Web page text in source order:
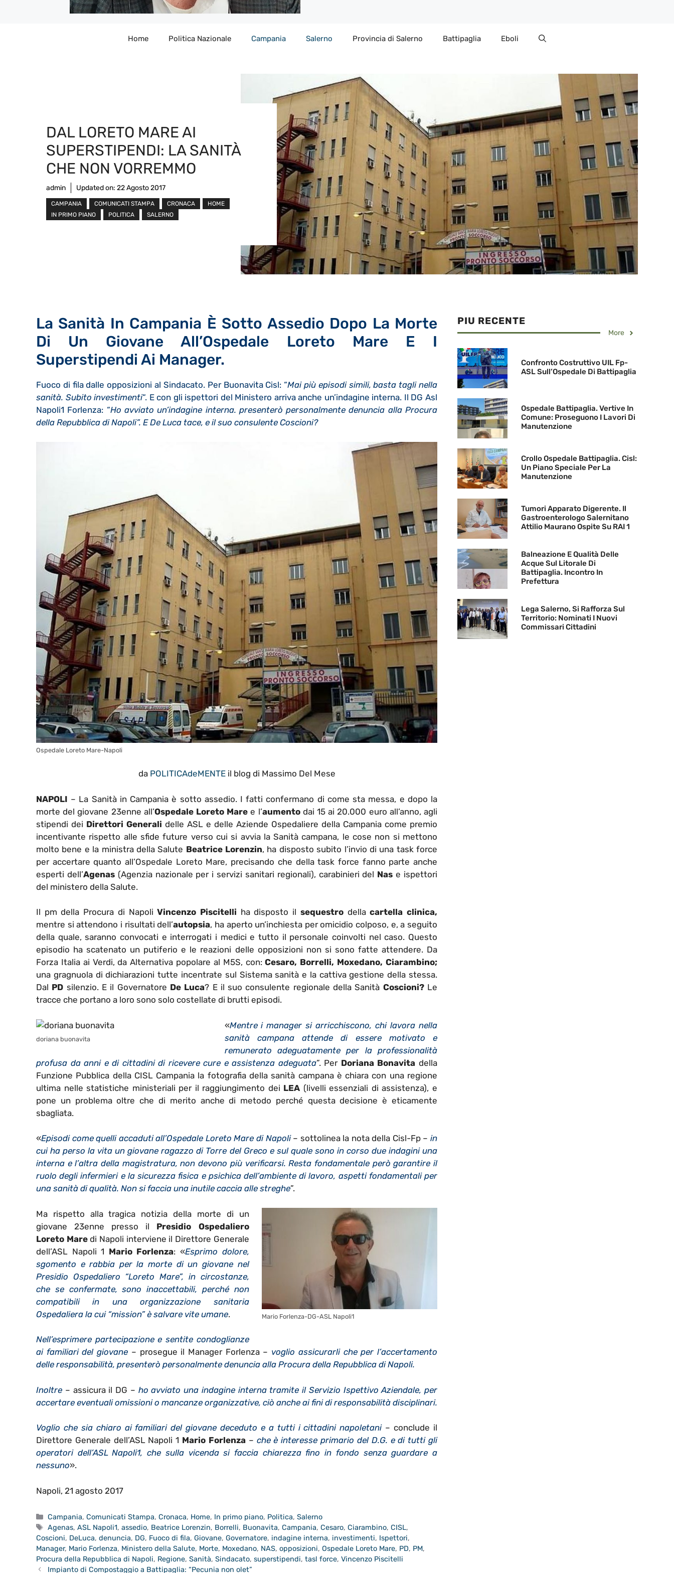
Home Politica Nazionale Campania Salerno Provincia di Salerno Battipaglia Eboli
DAL LORETO MARE AI
SUPERSTIPENDI: LA SANITÀ
CHE NON VORREMMO
admin Updated on: 22 Agosto 2017
CAMPANIA COMUNICATI STAMPA CRONACA
HOME
IN PRIMO PIANO
POLITICA SALERNO
La Sanità In Campania È Sotto Assedio Dopo La Morte
Di Un Giovane All’Ospedale Loreto Mare E I
Superstipendi Ai Manager.
Fuoco di fila dalle opposizioni al Sindacato. Per Buonavita Cisl: “Mai più episodi simili, basta tagli nella
sanità. Subito investimenti“. E con gli ispettori del Ministero arriva anche un’indagine interna. Il DG Asl
Napoli1 Forlenza: “Ho avviato un’indagine interna. presenterò personalmente denuncia alla Procura
della Repubblica di Napoli”. E De Luca tace, e il suo consulente Coscioni?
Ospedale Loreto Mare-Napoli
da POLITICAdeMENTEil blog di Massimo Del Mese
NAPOLI – La Sanità in Campania è sotto assedio. I fatti confermano di come sta messa, e dopo la
morte del giovane 23enne all’Ospedale Loreto Mare e l’aumentodai 15 ai 20.000 euro all’anno, agli
stipendi dei Direttori Generali delle ASL e delle Aziende Ospedaliere della Campania come premio
incentivante rispetto alle sfide future verso cui si avvia la Sanità campana, le cose non si mettono
molto bene e la ministra della Salute Beatrice Lorenzin, ha disposto subito l’invio di una task force
per accertare quanto all’Ospedale Loreto Mare, precisando che della task force fanno parte anche
esperti dell’Agenas(Agenzia nazionale per i servizi sanitari regionali), carabinieri del Nas e ispettori
del ministero della Salute.
Il pm della Procura di NapoliVincenzo Piscitelli ha disposto il sequestrodellacartella clinica,
mentre si attendono i risultati dell’autopsia, ha aperto un’inchiesta per omicidio colposo, e, a seguito
della quale, saranno convocati e interrogati i medici e tutto il personale coinvolti nel caso. Questo
episodio ha scatenato un putiferio e le reazioni delle opposizioni non si sono fatte attendere. Da
Forza Italia ai Verdi, da Alternativa popolare al M5S, con:Cesaro, Borrelli, Moxedano, Ciarambino;
una gragnuola di dichiarazioni tutte incentrate sul Sistema sanità e la cattiva gestione della stessa.
Dal PD silenzio. E il Governatore De Luca? E il suo consulente regionale della Sanità Coscioni?Le
tracce che portano a loro sono solo costellate di brutti episodi.
doriana buonavita
«Mentre i manager si arricchiscono, chi lavora nella
sanità campana attende di essere motivato e
remunerato adeguatamente per la professionalità
profusa da anni e di cittadini di ricevere cure e assistenza adeguata”. Per Doriana Bonavita della
Funzione Pubblica della CISL Campania la fotografia della sanità campana è chiara con una regione
ultima nelle statistiche ministeriali per il raggiungimento dei LEA (livelli essenziali di assistenza), e
pone un problema oltre che di merito anche di metodo perché questa decisione è eticamente
sbagliata.
«Episodi come quelli accaduti all’Ospedale Loreto Mare di Napoli– sottolinea la nota della Cisl-Fp – in
cui ha perso la vita un giovane ragazzo di Torre del Greco e sul quale sono in corso due indagini una
interna e l’altra della magistratura, non devono più verificarsi. Resta fondamentale però garantire il
ruolo degli infermieri e la sicurezza fisica e psichica dell’ambiente di lavoro, aspetti fondamentali per
una sanità di qualità. Non si faccia una inutile caccia alle streghe”.
Mario Forlenza-DG-ASL Napoli1
Ma rispetto alla tragica notizia della morte di un
giovane 23enne presso il Presidio Ospedaliero
Loreto Maredi Napoli interviene il Direttore Generale
dell’ASL Napoli 1 Mario Forlenza: «Esprimo dolore,
sgomento e rabbia per la morte di un giovane nel
Presidio Ospedaliero “Loreto Mare”, in circostanze,
che se confermate, sono inaccettabili, perché non
compatibili in una organizzazione sanitaria
Ospedaliera la cui “mission” è salvare vite umane.
Nell’esprimere partecipazione e sentite condoglianze
ai familiari del giovane – prosegue il Manager Forlenza – voglio assicurarli che per l’accertamento
delle responsabilità, presenterò personalmente denuncia alla Procura della Repubblica di Napoli.
Inoltre – assicura il DG – ho avviato una indagine interna tramite il Servizio Ispettivo Aziendale, per
accertare eventuali omissioni o mancanze organizzative, ciò anche ai fini di responsabilità disciplinari.
Voglio che sia chiaro ai familiari del giovane deceduto e a tutti i cittadini napoletani– conclude il
Direttore Generale dell’ASL Napoli 1 Mario Forlenza– che è interesse primario del D.G. e di tutti gli
operatori dell’ASL Napoli1, che sulla vicenda si faccia chiarezza fino in fondo senza guardare a
nessuno».
Napoli, 21 agosto 2017
Categorie
Campania,Comunicati Stampa,Cronaca, Home, In primo piano, Politica,Salerno
Tag
Agenas,ASL Napoli1,assedio, Beatrice Lorenzin, Borrelli, Buonavita,Campania,Cesaro,Ciarambino,CISL,
Coscioni, DeLuca, denuncia, DG, Fuoco di fila, Giovane, Governatore, indagine interna, investimenti, Ispettori,
Manager, Mario Forlenza, Ministero della Salute, Morte, Moxedano, NAS, opposizioni, Ospedale Loreto Mare, PD, PM,
Procura della Repubblica di Napoli, Regione, Sanità, Sindacato, superstipendi, tasl force, Vincenzo Piscitelli
Impianto di Compostaggio a Battipaglia: “Pecunia non olet”
PIU RECENTE
More
Confronto Costruttivo UIL Fp-
ASL Sull’Ospedale Di Battipaglia
Ospedale Battipaglia. Vertive In
Comune: Proseguono I Lavori Di
Manutenzione
Crollo Ospedale Battipaglia. Cisl:
Un Piano Speciale Per La
Manutenzione
Tumori Apparato Digerente. Il
Gastroenterologo Salernitano
Attilio Maurano Ospite Su RAI 1
Balneazione E Qualità Delle
Acque Sul Litorale Di
Battipaglia. Incontro In
Prefettura
Lega Salerno, Si Rafforza Sul
Territorio: Nominati I Nuovi
Commissari Cittadini